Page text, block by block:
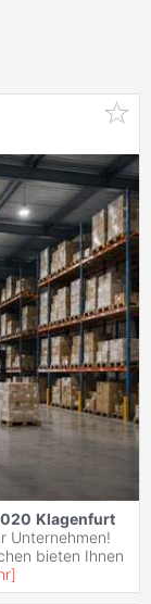
Klagenfurt
Unternehmen!
bieten Ihnen
]